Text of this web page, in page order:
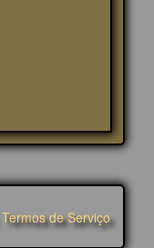
Termos de Serviço